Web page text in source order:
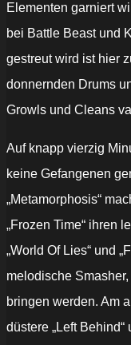
Elementen garniert
bei Battle Beast und
gestreut wird ist hier
donnernden Drums
Growls und Cleans
Auf knapp vierzig
keine Gefangenen
„Metamorphosis“
„Frozen Time“ ihren
„World Of Lies“ und
melodische
bringen werden. Am
düstere „Left Behind“